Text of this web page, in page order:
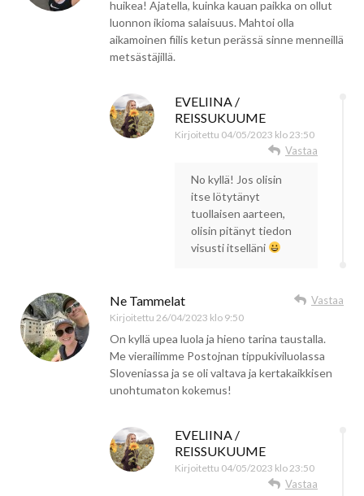
huikea! Ajatella, kuinka kauan paikka on ollut
luonnon ikioma salaisuus. Mahtoi olla
aikamoinen fiilis ketun perässä sinne menneillä
metsästäjillä.
EVELIINA /
REISSUKUUME
Kirjoitettu 04/05/2023 klo 23:50
Vastaa
No kyllä! Jos olisin
itse lötytänyt
tuollaisen aarteen,
olisin pitänyt tiedon
visusti itselläni
Ne Tammelat
Kirjoitettu 26/04/2023 klo 9:50
Vastaa
On kyllä upea luola ja hieno tarina taustalla.
Me vierailimme Postojnan tippukiviluolassa
Sloveniassa ja se oli valtava ja kertakaikkisen
unohtumaton kokemus!
EVELIINA /
REISSUKUUME
Kirjoitettu 04/05/2023 klo 23:50
Vastaa